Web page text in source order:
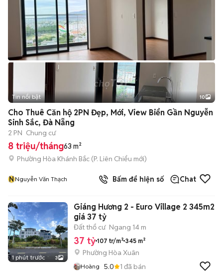
+2
Tin nổi bật 10
Cho Thuê Căn hộ 2PN Đẹp, Mới, View Biển Gần Nguyễn
Sinh Sắc, Đà Nẵng
2 PN Chung cư
8 triệu/tháng63 m²
Phường Hòa Khánh Bắc (P. Liên Chiểu mới)
NNguyễn Văn Thạch Bấm để hiện số Chat
1 phút trước 3
Giáng Hương 2 - Euro Village 2 345m2
giá 37 tỷ
Đất thổ cư Ngang 14 m
37 tỷ 107 tr/m² 345 m²
Phường Hòa Xuân
Hoàng 5.0 1 đã bán